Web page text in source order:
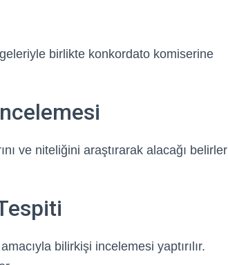
birlikte konkordato komiserine
ve niteliğini araştırarak alacağı belirler
bilirkişi incelemesi yaptırılır.